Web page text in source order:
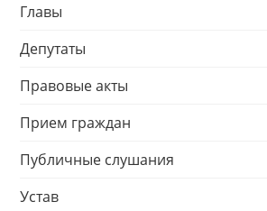
Главы
Депутаты
Правовые акты
Прием граждан
Публичные слушания
Устав